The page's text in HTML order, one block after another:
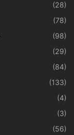
(28)
(78)
(98)
(29)
(84)
(133)
(4)
(3)
(56)